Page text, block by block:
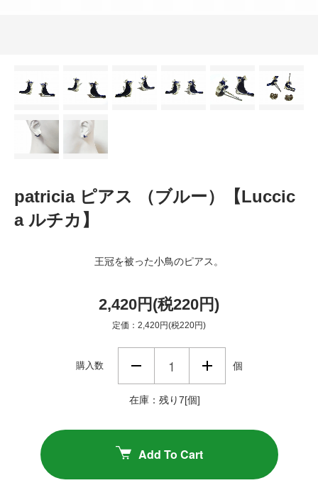
patricia ピアス （ブルー）【Luccic
a ルチカ】
王冠を被った小鳥のピアス。
2,420円(税220円)
定価：2,420円(税220円)
購入数 個
在庫：残り7[個]
Add To Cart